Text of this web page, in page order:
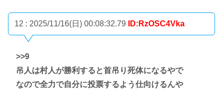
12 : 2025/11/16(日) 00:08:32.79 ID:RzOSC4Vka
>>9
吊人は村人が勝利すると首吊り死体になるやで
なので全力で自分に投票するよう仕向けるんや